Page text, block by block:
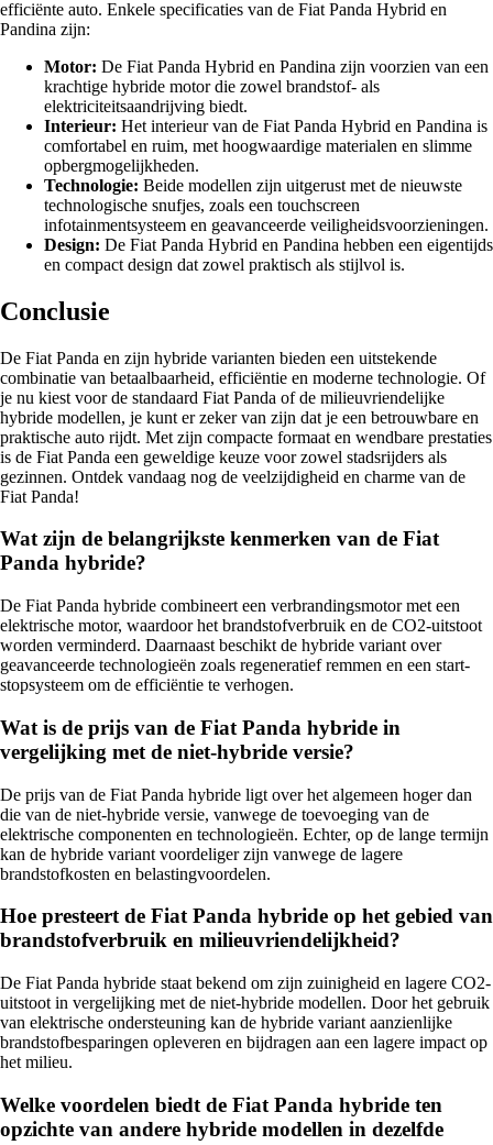
efficiënte auto. Enkele specificaties van de Fiat Panda Hybrid en
Pandina zijn:
Motor: De Fiat Panda Hybrid en Pandina zijn voorzien van een
krachtige hybride motor die zowel brandstof- als
elektriciteitsaandrijving biedt.
Interieur: Het interieur van de Fiat Panda Hybrid en Pandina is
comfortabel en ruim, met hoogwaardige materialen en slimme
opbergmogelijkheden.
Technologie: Beide modellen zijn uitgerust met de nieuwste
technologische snufjes, zoals een touchscreen
infotainmentsysteem en geavanceerde veiligheidsvoorzieningen.
Design: De Fiat Panda Hybrid en Pandina hebben een eigentijds
en compact design dat zowel praktisch als stijlvol is.
Conclusie
De Fiat Panda en zijn hybride varianten bieden een uitstekende
combinatie van betaalbaarheid, efficiëntie en moderne technologie. Of
je nu kiest voor de standaard Fiat Panda of de milieuvriendelijke
hybride modellen, je kunt er zeker van zijn dat je een betrouwbare en
praktische auto rijdt. Met zijn compacte formaat en wendbare prestaties
is de Fiat Panda een geweldige keuze voor zowel stadsrijders als
gezinnen. Ontdek vandaag nog de veelzijdigheid en charme van de
Fiat Panda!
Wat zijn de belangrijkste kenmerken van de Fiat
Panda hybride?
De Fiat Panda hybride combineert een verbrandingsmotor met een
elektrische motor, waardoor het brandstofverbruik en de CO2-uitstoot
worden verminderd. Daarnaast beschikt de hybride variant over
geavanceerde technologieën zoals regeneratief remmen en een start-
stopsysteem om de efficiëntie te verhogen.
Wat is de prijs van de Fiat Panda hybride in
vergelijking met de niet-hybride versie?
De prijs van de Fiat Panda hybride ligt over het algemeen hoger dan
die van de niet-hybride versie, vanwege de toevoeging van de
elektrische componenten en technologieën. Echter, op de lange termijn
kan de hybride variant voordeliger zijn vanwege de lagere
brandstofkosten en belastingvoordelen.
Hoe presteert de Fiat Panda hybride op het gebied van
brandstofverbruik en milieuvriendelijkheid?
De Fiat Panda hybride staat bekend om zijn zuinigheid en lagere CO2-
uitstoot in vergelijking met de niet-hybride modellen. Door het gebruik
van elektrische ondersteuning kan de hybride variant aanzienlijke
brandstofbesparingen opleveren en bijdragen aan een lagere impact op
het milieu.
Welke voordelen biedt de Fiat Panda hybride ten
opzichte van andere hybride modellen in dezelfde